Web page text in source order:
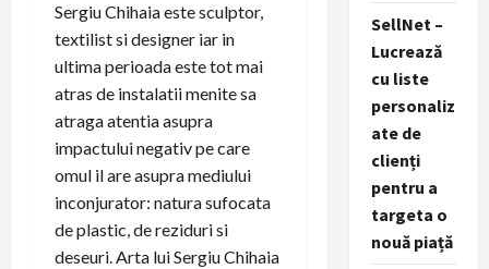
Sergiu Chihaia este sculptor,
textilist si designer iar in
ultima perioada este tot mai
atras de instalatii menite sa
atraga atentia asupra
impactului negativ pe care
omul il are asupra mediului
inconjurator: natura sufocata
de plastic, de reziduri si
deseuri. Arta lui Sergiu Chihaia
SellNet –
Lucrează
cu liste
personaliz
ate de
clienți
pentru a
targeta o
nouă piață